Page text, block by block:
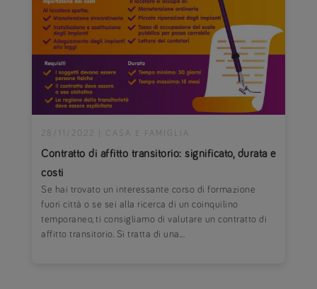
Contratto di affitto transitorio: significato, durata e
costi
28/11/2022 CASA E FAMIGLIA
Se hai trovato un interessante corso di formazione
fuori città o se sei alla ricerca di un coinquilino
temporaneo, ti consigliamo di valutare un contratto di
affitto transitorio. Si tratta di una...